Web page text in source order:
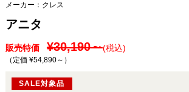
メーカー： クレス
アニタ
販売特価 ¥30,190～(税込)
（定価 ¥54,890～ ）
SALE対象品